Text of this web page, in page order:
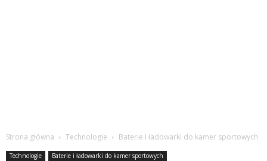
Strona główna Technologie Baterie i ładowarki do kamer sportowych
Technologie Baterie i ładowarki do kamer sportowych